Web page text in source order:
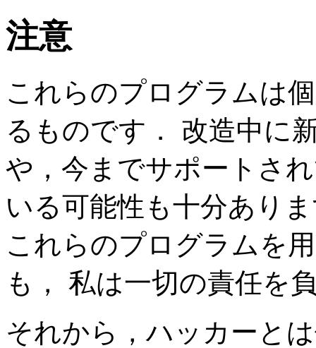
注意
これらのプログラムは
るものです． 改造中に
や，今までサポートさ
いる可能性も十分あり
これらのプログラムを
も， 私は一切の責任を
それから，ハッカーと